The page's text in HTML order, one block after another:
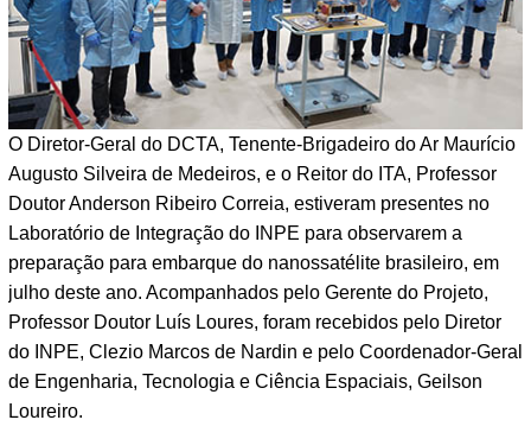
O Diretor-Geral do DCTA, Tenente-Brigadeiro do Ar Maurício
Augusto Silveira de Medeiros, e o Reitor do ITA, Professor
Doutor Anderson Ribeiro Correia, estiveram presentes no
Laboratório de Integração do INPE para observarem a
preparação para embarque do nanossatélite brasileiro, em
julho deste ano. Acompanhados pelo Gerente do Projeto,
Professor Doutor Luís Loures, foram recebidos pelo Diretor
do INPE, Clezio Marcos de Nardin e pelo Coordenador-Geral
de Engenharia, Tecnologia e Ciência Espaciais, Geilson
Loureiro.